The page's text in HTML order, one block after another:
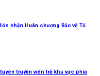
nhận Huân chương Bảo vệ Tổ
truyền viên trẻ khu vực phía